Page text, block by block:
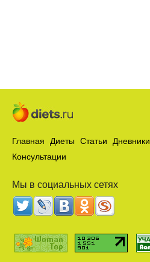
Главная Диеты Статьи Дневники
Консультации
Мы в социальных сетях